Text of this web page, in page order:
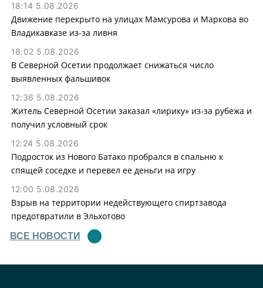
18:14 5.08.2026
Движение перекрыто на улицах Мамсурова и Маркова во
Владикавказе из-за ливня
18:02 5.08.2026
В Северной Осетии продолжает снижаться число
выявленных фальшивок
12:36 5.08.2026
Житель Северной Осетии заказал «лирику» из-за рубежа и
получил условный срок
12:24 5.08.2026
Подросток из Нового Батако пробрался в спальню к
спящей соседке и перевел ее деньги на игру
12:00 5.08.2026
Взрыв на территории недействующего спиртзавода
предотвратили в Эльхотово
ВСЕ НОВОСТИ